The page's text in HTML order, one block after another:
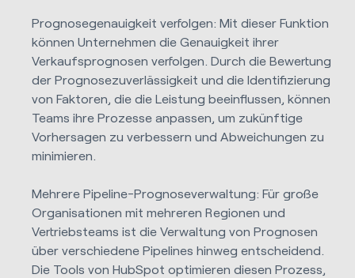
Prognosegenauigkeit verfolgen: Mit dieser Funktion
können Unternehmen die Genauigkeit ihrer
Verkaufsprognosen verfolgen. Durch die Bewertung
der Prognosezuverlässigkeit und die Identifizierung
von Faktoren, die die Leistung beeinflussen, können
Teams ihre Prozesse anpassen, um zukünftige
Vorhersagen zu verbessern und Abweichungen zu
minimieren.
Mehrere Pipeline-Prognoseverwaltung: Für große
Organisationen mit mehreren Regionen und
Vertriebsteams ist die Verwaltung von Prognosen
über verschiedene Pipelines hinweg entscheidend.
Die Tools von HubSpot optimieren diesen Prozess,